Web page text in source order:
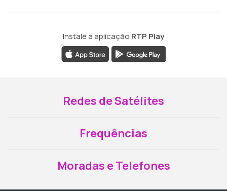
Instale a aplicação RTP Play
Redes de Satélites
Frequências
Moradas e Telefones